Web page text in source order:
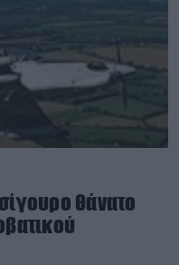
θάνατο